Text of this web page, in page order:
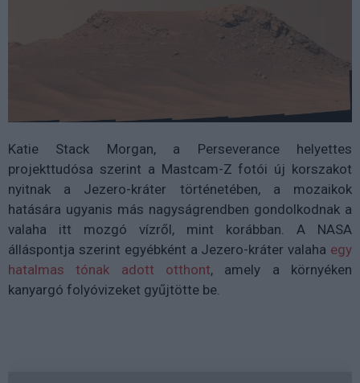
Katie Stack Morgan, a Perseverance helyettes
projekttudósa szerint a Mastcam-Z fotói új korszakot
nyitnak a Jezero-kráter történetében, a mozaikok
hatására ugyanis más nagyságrendben gondolkodnak a
valaha itt mozgó vízről, mint korábban. A NASA
álláspontja szerint egyébként a Jezero-kráter valaha egy
hatalmas tónak adott otthont, amely a környéken
kanyargó folyóvizeket gyűjtötte be.